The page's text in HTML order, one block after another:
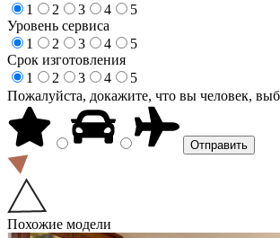
1
2 3 4
5
Уровень сервиса
1
2 3 4
5
Срок изготовления
1
2 3 4
5
Пожалуйста, докажите, что вы человек,
Похожие модели